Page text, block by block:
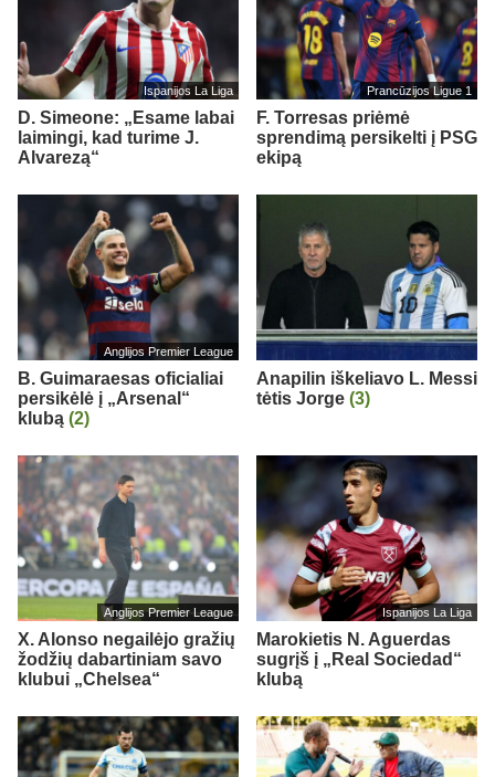
Ispanijos La Liga
D. Simeone: „Esame labai
laimingi, kad turime J.
Alvarezą“
Prancūzijos Ligue 1
F. Torresas priėmė
sprendimą persikelti į PSG
ekipą
Anglijos Premier League
B. Guimaraesas oficialiai
persikėlė į „Arsenal“
klubą (2)
Anapilin iškeliavo L. Messi
tėtis Jorge (3)
Anglijos Premier League
X. Alonso negailėjo gražių
žodžių dabartiniam savo
klubui „Chelsea“
Ispanijos La Liga
Marokietis N. Aguerdas
sugrįš į „Real Sociedad“
klubą